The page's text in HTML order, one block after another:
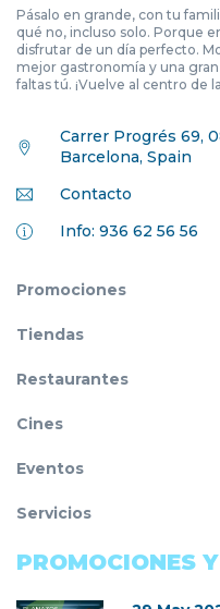
Pásalo en grande, con tu
qué no, incluso solo. Porque
disfrutar de un día perfecto.
mejor gastronomía y una
faltas tú. ¡Vuelve al centro de
Carrer Progrés 69,
Barcelona, Spain
Contacto
Info: 936 62 56 56
Promociones
Tiendas
Restaurantes
Cines
Eventos
Servicios
PROMOCIONES